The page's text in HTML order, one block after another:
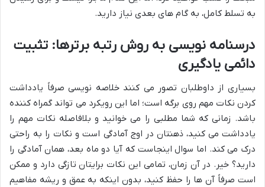
به تسلط کامل، به گام های بعدی نیاز دارید.
درسنامه نویسی به روش رتبه برترها: تثبیت
دائمی یادگیری
بسیاری از داوطلبان تصور می کنند خلاصه نویسی صرفاً یادداشت
کردن نکات مهم روی برگه است؛ اما این رویکرد می تواند گمراه کننده
باشد. زمانی که شما مطلبی را می خوانید و بلافاصله نکات مهم را
یادداشت می کنید، ذهنتان در اوج آمادگی است و نکات را به راحتی
درک می کند. اما سوال اینجاست که آیا دو ماه بعد، همان آمادگی را
دارید؟ خیر. در آن زمان، تمامی این نکات برایتان تازگی دارد و ممکن
است صرفاً آن ها را حفظ کنید، بدون اینکه به عمق و ریشه مفاهیم